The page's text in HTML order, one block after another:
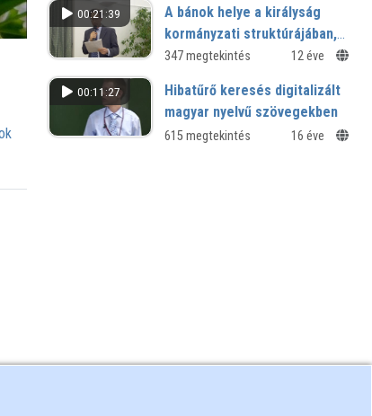
00:21:39
A bánok helye a királyság
kormányzati struktúrájában,
1435–1526
347 megtekintés 12 éve
00:11:27
Hibatűrő keresés digitalizált
magyar nyelvű szövegekben
615 megtekintés 16 éve